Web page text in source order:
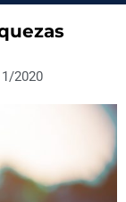
2020